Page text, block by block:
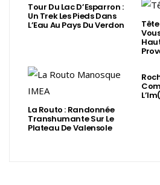
Tour Du Lac D’Esparron :
Un Trek Les Pieds Dans
L’Eau Au Pays Du Verdon Tête
La Routo : Randonnée
Transhumante Sur Le
Plateau De Valensole